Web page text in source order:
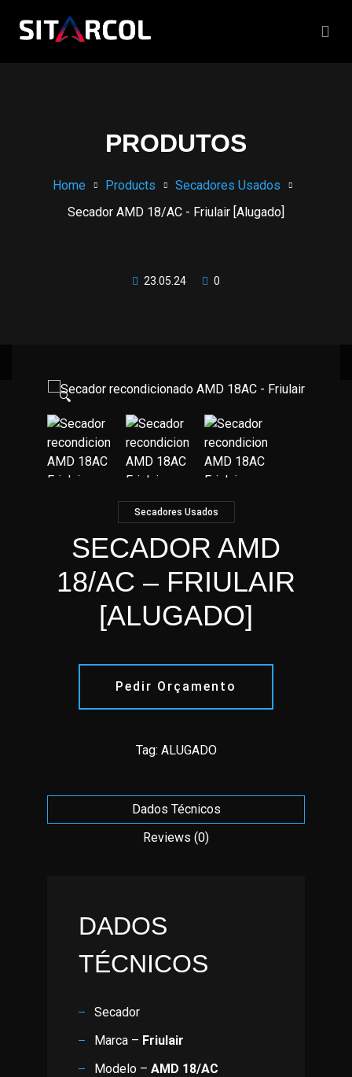
PRODUTOS
Home Products
Secadores Usados
Secador AMD 18/AC - Friulair [Alugado]
23.05.24 0
🔍
Secadores Usados
SECADOR AMD
18/AC – FRIULAIR
[ALUGADO]
Pedir Orçamento
Tag: ALUGADO
Dados Técnicos
Reviews (0)
DADOS
TÉCNICOS
Secador
Marca – Friulair
Modelo – AMD 18/AC